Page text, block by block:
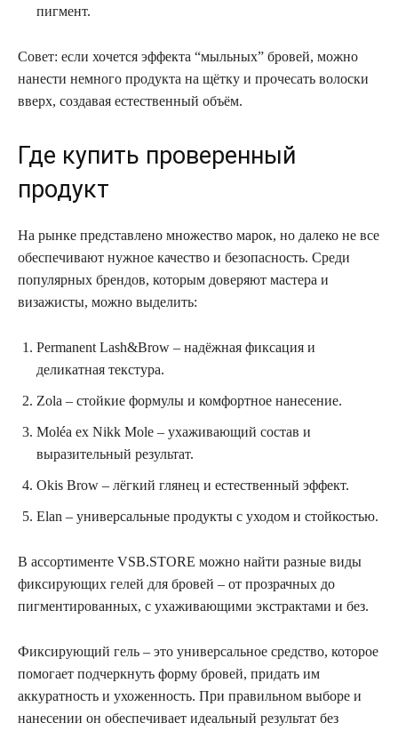
пигмент.
Совет: если хочется эффекта “мыльных” бровей, можно
нанести немного продукта на щётку и прочесать волоски
вверх, создавая естественный объём.
Где купить проверенный
продукт
На рынке представлено множество марок, но далеко не все
обеспечивают нужное качество и безопасность. Среди
популярных брендов, которым доверяют мастера и
визажисты, можно выделить:
Permanent Lash&Brow – надёжная фиксация и
деликатная текстура.
Zola – стойкие формулы и комфортное нанесение.
Moléa ex Nikk Mole – ухаживающий состав и
выразительный результат.
Okis Brow – лёгкий глянец и естественный эффект.
Elan – универсальные продукты с уходом и стойкостью.
В ассортименте VSB.STORE можно найти разные виды
фиксирующих гелей для бровей – от прозрачных до
пигментированных, с ухаживающими экстрактами и без.
Фиксирующий гель – это универсальное средство, которое
помогает подчеркнуть форму бровей, придать им
аккуратность и ухоженность. При правильном выборе и
нанесении он обеспечивает идеальный результат без